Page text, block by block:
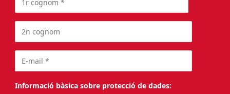
Informació bàsica sobre protecció de dades: